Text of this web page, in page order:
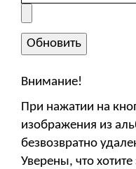
Внимание!
При нажатии на
изображения из
безвозвратно
Уверены, что хотите